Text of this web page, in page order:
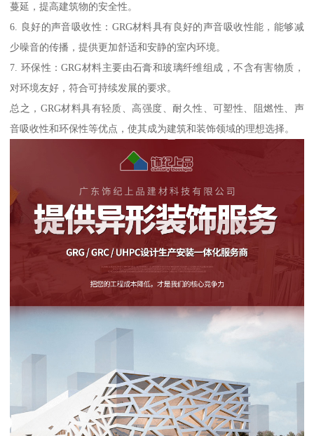
蔓延，提高建筑物的安全性。
6. 良好的声音吸收性：GRG材料具有良好的声音吸收性能，能够减
少噪音的传播，提供更加舒适和安静的室内环境。
7. 环保性：GRG材料主要由石膏和玻璃纤维组成，不含有害物质，
对环境友好，符合可持续发展的要求。
总之，GRG材料具有轻质、高强度、耐久性、可塑性、阻燃性、声
音吸收性和环保性等优点，使其成为建筑和装饰领域的理想选择。